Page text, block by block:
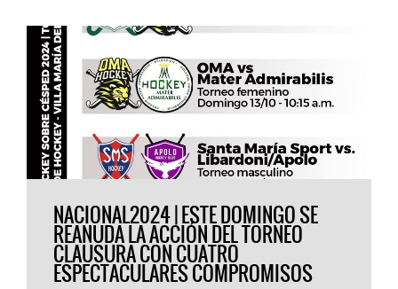
NACIONAL2024 | ESTE DOMINGO SE
REANUDA LA ACCIÓN DEL TORNEO
CLAUSURA CON CUATRO
ESPECTACULARES COMPROMISOS